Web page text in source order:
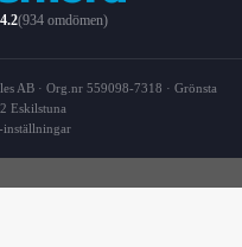
4.2(934 omdömen)
AB · Org.nr 559098-7318 · Grönsta
Eskilstuna
inställningar